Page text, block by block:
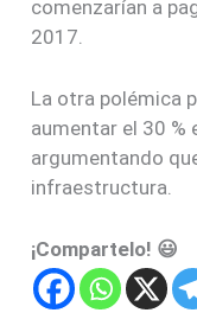
comenzarían a
2017.
La otra polémica
aumentar el 30 %
argumentando
infraestructura.
¡Compartelo! 😃